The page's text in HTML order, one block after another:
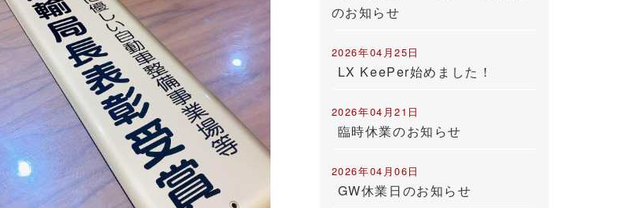
のお知らせ
2026年04月25日
LX KeePer始めました！
2026年04月21日
臨時休業のお知らせ
2026年04月06日
GW休業日のお知らせ